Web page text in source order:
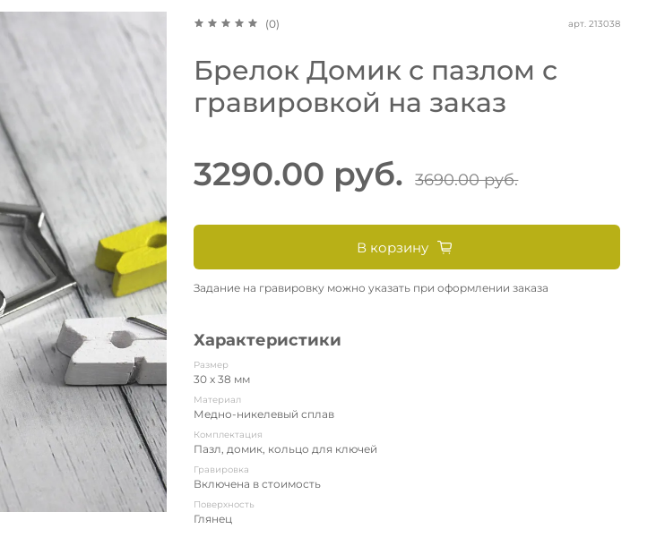
(0) арт. 213038
Брелок Домик с пазлом с
гравировкой на заказ
Задание на гравировку можно указать при оформлении заказа
3290.00 руб. 3690.00 руб.
В корзину
Характеристики
Размер
30 x 38 мм
Материал
Медно-никелевый сплав
Комплектация
Пазл, домик, кольцо для ключей
Гравировка
Включена в стоимость
Поверхность
Глянец